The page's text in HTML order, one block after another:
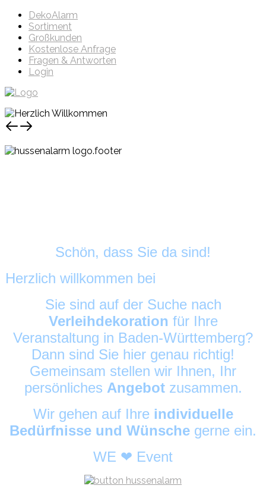
DekoAlarm
Sortiment
Großkunden
Kostenlose Anfrage
Fragen & Antworten
Login
Schön, dass Sie da sind!
Herzlich willkommen bei
Sie sind auf der Suche nach
Verleihdekoration für Ihre
Veranstaltung in Baden-Württemberg?
Dann sind Sie hier genau richtig!
Gemeinsam stellen wir Ihnen, Ihr
persönliches Angebot zusammen.
Wir gehen auf Ihre individuelle
Bedürfnisse und Wünsche gerne ein.
WE ❤ Event